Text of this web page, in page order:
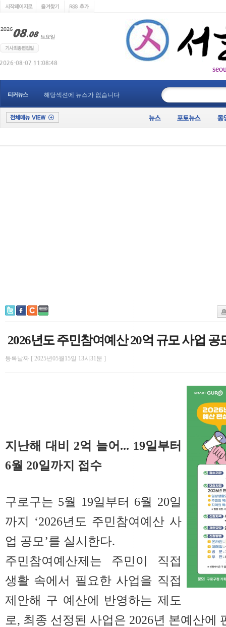
티커뉴스 해당섹션에 뉴스가 없습니다
2026년도 주민참여예산 20억 규모 사업 공
등록날짜 [ 2025년05월15일 13시31분 ]
지난해 대비 2억 늘어... 19일부터
6월 20일까지 접수
구로구는 5월 19일부터 6월 20일
까지 ‘2026년도 주민참여예산 사
업 공모’를 실시한다.
주민참여예산제는 주민이 직접
생활 속에서 필요한 사업을 직접
제안해 구 예산에 반영하는 제도
로, 최종 선정된 사업은 2026년 본예산에